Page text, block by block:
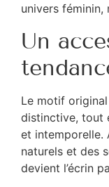
univers féminin,
Un
Le motif
distinctive, tout
et intemporelle.
naturels et des
devient l’écrin